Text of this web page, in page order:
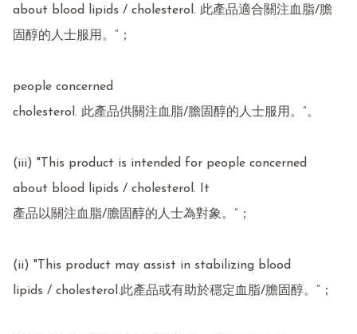
about blood lipids / cholesterol. 此產品適合關注血脂/膽
固醇的人士服用。”；
people concerned
cholesterol. 此產品供關注血脂/膽固醇的人士服用。”。
(iii) "This product is intended for people concerned
about blood lipids / cholesterol. It
產品以關注血脂/膽固醇的人士為對象。”；
(ii) "This product may assist in stabilizing blood
lipids / cholesterol.此產品或有助於穩定血脂/膽固醇。”；